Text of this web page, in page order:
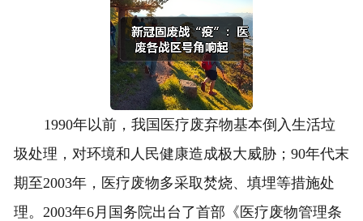
1990年以前，我国医疗废弃物基本倒入生活垃
圾处理，对环境和人民健康造成极大威胁；90年代末
期至2003年，医疗废物多采取焚烧、填埋等措施处
理。2003年6月国务院出台了首部《医疗废物管理条